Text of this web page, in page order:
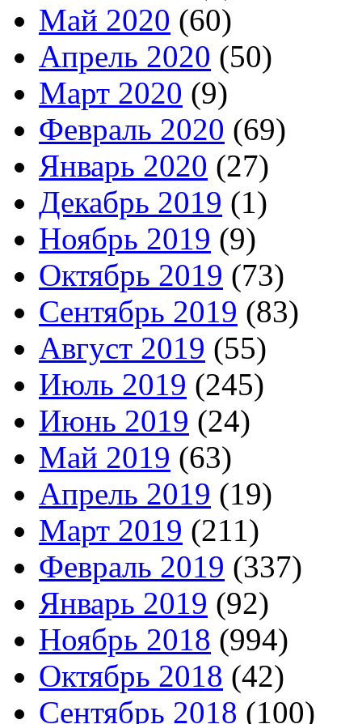
Май 2020 (60)
Апрель 2020 (50)
Март 2020 (9)
Февраль 2020 (69)
Январь 2020 (27)
Декабрь 2019 (1)
Ноябрь 2019 (9)
Октябрь 2019 (73)
Сентябрь 2019 (83)
Август 2019 (55)
Июль 2019 (245)
Июнь 2019 (24)
Май 2019 (63)
Апрель 2019 (19)
Март 2019 (211)
Февраль 2019 (337)
Январь 2019 (92)
Ноябрь 2018 (994)
Октябрь 2018 (42)
Сентябрь 2018 (100)